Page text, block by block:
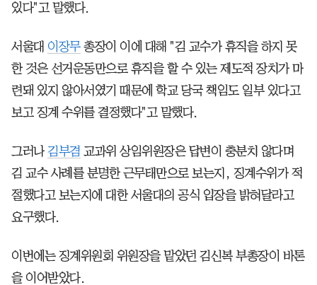
있다"고 말했다.
서울대 이장무총장이 이에 대해 "김 교수가 휴직을 하지 못
한 것은 선거운동만으로 휴직을 할 수 있는 제도적 장치가 마
련돼 있지 않아서였기 때문에 학교 당국 책임도 일부 있다고
보고 징계 수위를 결정했다"고 말했다.
그러나 김부겸 교과위 상임위원장은 답변이 충분치 않다며
김 교수 사례를 분명한 근무태만으로 보는지, 징계수위가 적
절했다고 보는지에 대한 서울대의 공식 입장을 밝혀달라고
요구했다.
이번에는 징계위원회 위원장을 맡았던 김신복 부총장이 바톤
을 이어받았다.